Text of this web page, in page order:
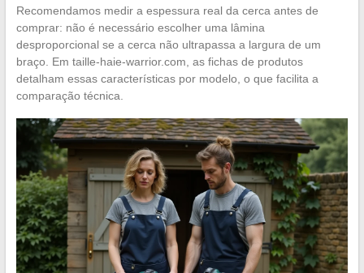
Recomendamos medir a espessura real da cerca antes de
comprar: não é necessário escolher uma lâmina
desproporcional se a cerca não ultrapassa a largura de um
braço. Em taille-haie-warrior.com, as fichas de produtos
detalham essas características por modelo, o que facilita a
comparação técnica.